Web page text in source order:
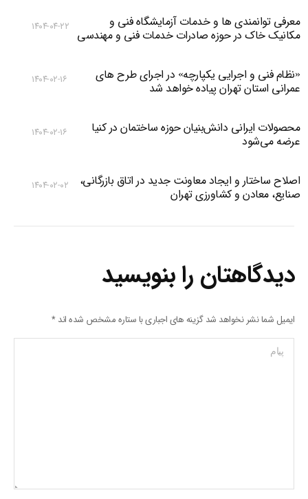
معرفی توانمندی ها و خدمات آزمایشگاه فنی و
مکانیک خاک در حوزه صادرات خدمات فنی و مهندسی
۱۴۰۴-۰۴-۲۲
«نظام فنی و اجرایی یکپارچه» در اجرای طرح های
عمرانی استان تهران پیاده خواهد شد
۱۴۰۴-۰۲-۱۶
محصولات ایرانی دانش‌بنیان‌ حوزه ساختمان در کنیا
عرضه می‌شود
۱۴۰۴-۰۲-۱۶
اصلاح ساختار و ایجاد معاونت جدید در اتاق بازرگانی،
صنایع، معادن و کشاورزی تهران
۱۴۰۴-۰۲-۰۲
دیدگاهتان را بنویسید
ایمیل شما نشر نخواهد شد گزینه های اجباری با ستاره مشخص شده اند*
پیام